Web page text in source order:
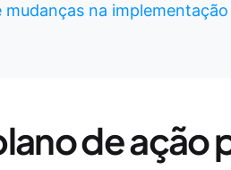
na
de ação